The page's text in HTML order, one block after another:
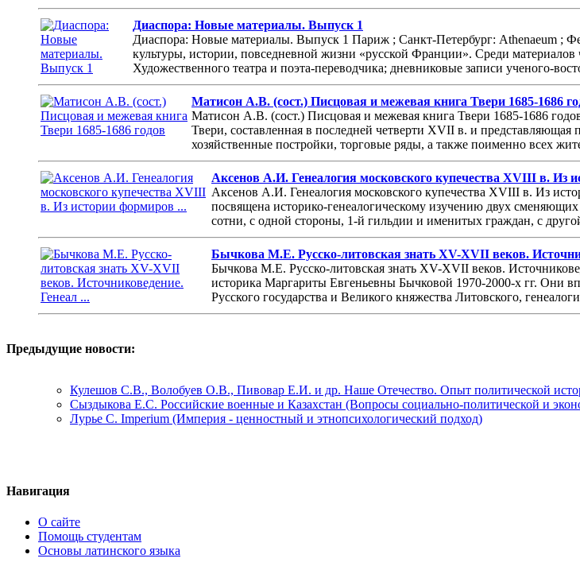
Диаспора: Новые материалы. Выпуск 1
Диаспора: Новые материалы. Выпуск 1 Париж ; Санкт-Петербург: Athenaeum ;
культуры, истории, повседневной жизни «русской Франции». Среди
Художественного театра и поэта-переводчика; дневниковые записи ученого-
Матисон А.В. (сост.) Писцовая и межевая книга Твери 1685-1686
Матисон А.В. (сост.) Писцовая и межевая книга Твери 1685-1686
Твери, составленная в последней четверти XVII в. и
хозяйственные постройки, торговые ряды, а также поименно всех
Аксенов А.И. Генеалогия московского купечества XVIII в. Из
Аксенов А.И. Генеалогия московского купечества XVIII в. Из
посвящена историко-генеалогическому изучению двух
сотни, с одной стороны, 1-й гильдии и именитых граждан, с
Бычкова М.Е. Русско-литовская знать XV-XVII веков.
Бычкова М.Е. Русско-литовская знать XV-XVII веков.
историка Маргариты Евгеньевны Бычковой 1970-2000-х гг. Они
Русского государства и Великого княжества Литовского,
Предыдущие новости:
Кулешов С.В., Волобуев О.В., Пивовар Е.И. и др. Наше Отечество. Опыт политической
Сыздыкова Е.С. Российские военные и Казахстан (Вопросы социально-политической и
Лурье С. Imperium (Империя - ценностный и этнопсихологический подход)
Навигация
О сайте
Помощь студентам
Основы латинского языка